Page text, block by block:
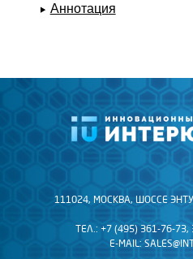
Аннотация
111024, МОСКВА, ШОССЕ
ТЕЛ.: +7 (495) 361-76-
E-MAIL: